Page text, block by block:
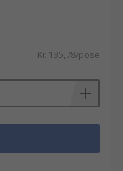
Kr. 135,78/pose